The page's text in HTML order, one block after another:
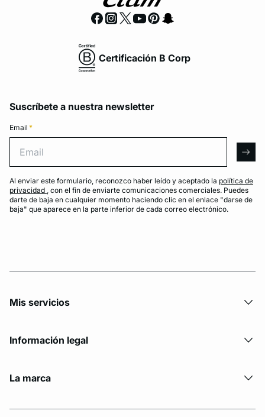
Certificación B Corp
Suscríbete a nuestra newsletter
Email *
Al enviar este formulario, reconozco haber leído y aceptado la política de
privacidad , con el fin de enviarte comunicaciones comerciales. Puedes
darte de baja en cualquier momento haciendo clic en el enlace "darse de
baja" que aparece en la parte inferior de cada correo electrónico.
Mis servicios
Información legal
La marca